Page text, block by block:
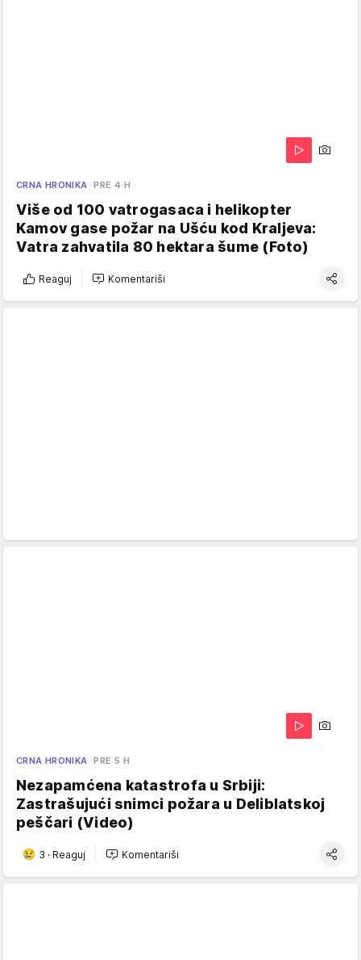
CRNA HRONIKA PRE 4 H
Više od 100 vatrogasaca i helikopter
Kamov gase požar na Ušću kod Kraljeva:
Vatra zahvatila 80 hektara šume (Foto)
Reaguj Komentariši
CRNA HRONIKA PRE 5 H
Nezapamćena katastrofa u Srbiji:
Zastrašujući snimci požara u Deliblatskoj
peščari (Video)
3 · Reaguj Komentariši